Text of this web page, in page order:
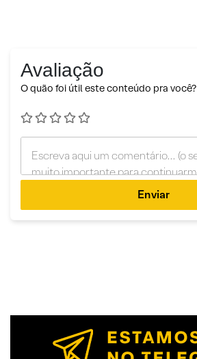
Avaliação
O quão foi útil este conteúdo pra você?
Enviar